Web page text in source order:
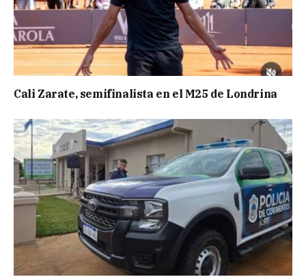
Cali Zarate, semifinalista en el M25 de Londrina